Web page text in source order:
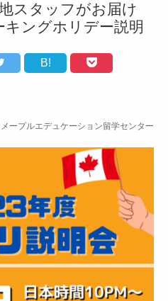
スタッフがお届け
キングホリデー説明
B!
ープルエデュケーション留学センター